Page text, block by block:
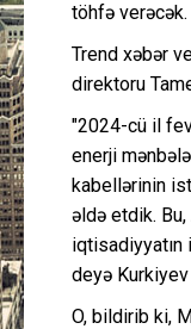
töhfə verəcək.
Trend xəbər
direktoru
"2024-cü il
enerji
kabellərinin
əldə etdik. Bu,
iqtisadiyyatın
deyə
O, bildirib ki,